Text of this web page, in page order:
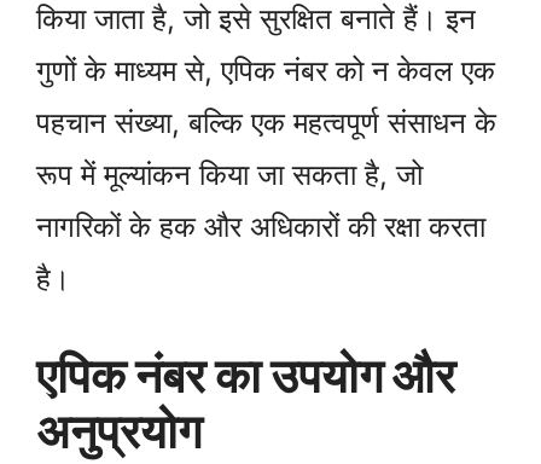
किया जाता है, जो इसे सुरक्षित बनाते हैं। इन
गुणों के माध्यम से, एपिक नंबर को न केवल एक
पहचान संख्या, बल्कि एक महत्वपूर्ण संसाधन के
रूप में मूल्यांकन किया जा सकता है, जो
नागरिकों के हक और अधिकारों की रक्षा करता
है।
एपिक नंबर का उपयोग और
अनुप्रयोग